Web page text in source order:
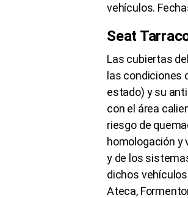
vehículos.
Seat
Las cubiertas
las condiciones
estado) y su
con el área
riesgo de
homologación y
y de los
dichos
Ateca,